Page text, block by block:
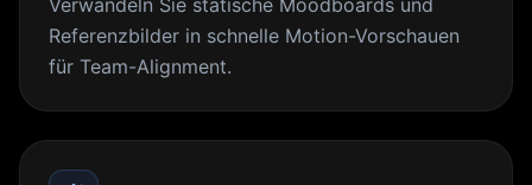
Referenzbilder in schnelle Motion-Vorschauen
für Team-Alignment.